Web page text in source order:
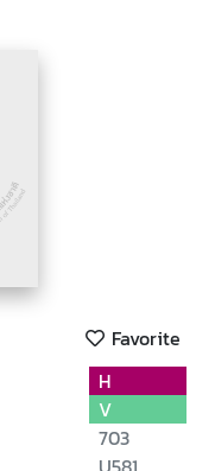
Favorite
H
V
703